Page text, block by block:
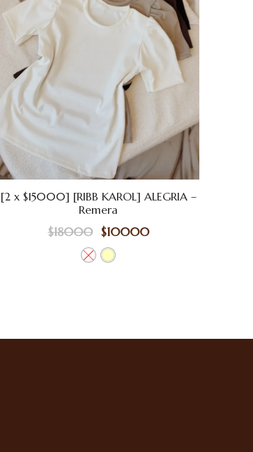
[2 x $15000] [RIBB KAROL] ALEGRIA –
Remera
$18000 $10000